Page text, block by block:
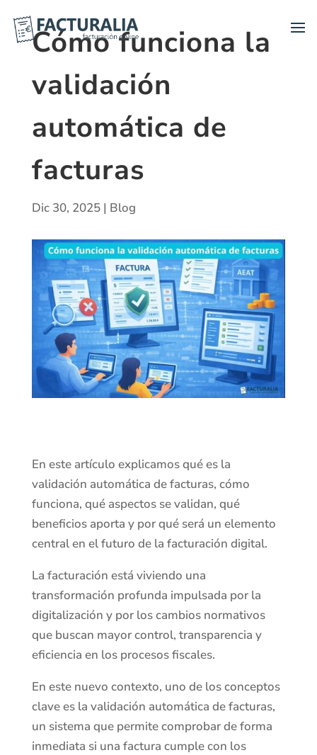
Cómo funciona la
validación
automática de
facturas
Dic 30, 2025| Blog
En este artículo explicamos qué es la
validación automática de facturas, cómo
funciona, qué aspectos se validan, qué
beneficios aporta y por qué será un elemento
central en el futuro de la facturación digital.
La facturación está viviendo una
transformación profunda impulsada por la
digitalización y por los cambios normativos
que buscan mayor control, transparencia y
eficiencia en los procesos fiscales.
En este nuevo contexto, uno de los conceptos
clave es la validación automática de facturas,
un sistema que permite comprobar de forma
inmediata si una factura cumple con los